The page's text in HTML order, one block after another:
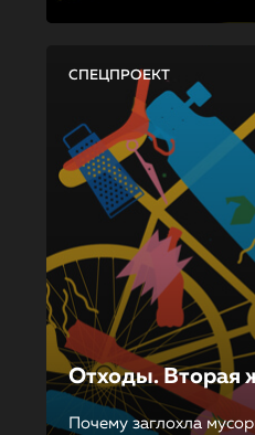
СПЕЦПРОЕКТ
Отходы. Вторая
Почему заглохла